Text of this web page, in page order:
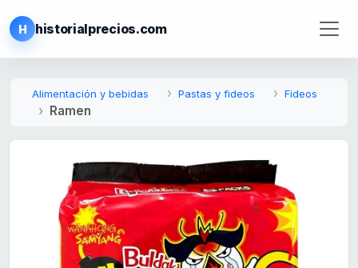
H historialprecios.com
Alimentación y bebidas Pastas y fideos Fideos
Ramen